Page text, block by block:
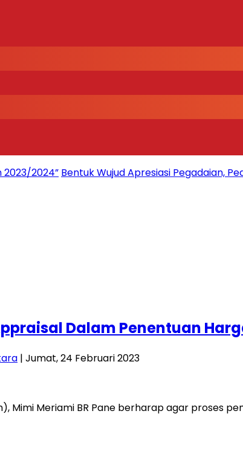
2023/2024” Bentuk Wujud Apresiasi Pegadaian,
Dalam Penentuan
| Jumat, 24 Februari 2023
Mimi Meriami BR Pane berharap agar proses